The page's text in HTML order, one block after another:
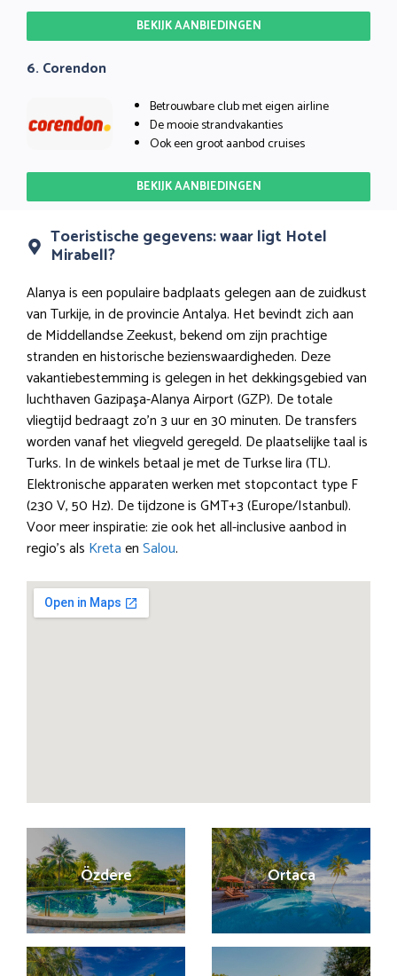
BEKIJK AANBIEDINGEN
6. Corendon
Betrouwbare club met eigen airline
De mooie strandvakanties
Ook een groot aanbod cruises
BEKIJK AANBIEDINGEN
Toeristische gegevens: waar ligt Hotel
Mirabell?
Alanya is een populaire badplaats gelegen aan de zuidkust
van Turkije, in de provincie Antalya. Het bevindt zich aan
de Middellandse Zeekust, bekend om zijn prachtige
stranden en historische bezienswaardigheden. Deze
vakantiebestemming is gelegen in het dekkingsgebied van
luchthaven Gazipaşa-Alanya Airport (GZP). De totale
vliegtijd bedraagt zo’n 3 uur en 30 minuten. De transfers
worden vanaf het vliegveld geregeld. De plaatselijke taal is
Turks. In de winkels betaal je met de Turkse lira (TL).
Elektronische apparaten werken met stopcontact type F
(230 V, 50 Hz). De tijdzone is GMT+3 (Europe/Istanbul).
Voor meer inspiratie: zie ook het all-inclusive aanbod in
regio’s als KretaenSalou.
Özdere Ortaca